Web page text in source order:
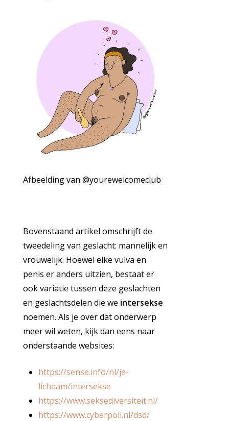
Afbeelding van @yourewelcomeclub
Bovenstaand artikel omschrijft de
tweedeling van geslacht: mannelijk en
vrouwelijk. Hoewel elke vulva en
penis er anders uitzien, bestaat er
ook variatie tussen deze geslachten
en geslachtsdelen die we intersekse
noemen. Als je over dat onderwerp
meer wil weten, kijk dan eens naar
onderstaande websites:
https://sense.info/nl/je-
lichaam/intersekse
https://www.seksediversiteit.nl/
https://www.cyberpoli.nl/dsd/